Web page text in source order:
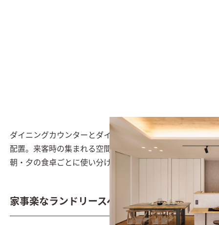
ダイニングカウンターとダイニングテーブルを横並びで
配置。来客時の集まれる空間として活用するとともに、
朝・夕の食卓ごとに使い分けることも出来る。
家事楽なランドリースペース